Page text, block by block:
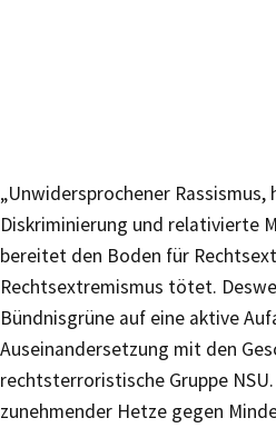
„Unwidersprochener Rassismus,
Diskriminierung und relativierte
bereitet den Boden für
Rechtsextremismus tötet.
Bündnisgrüne auf eine aktive
Auseinandersetzung mit den
rechtsterroristische Gruppe
zunehmender Hetze gegen